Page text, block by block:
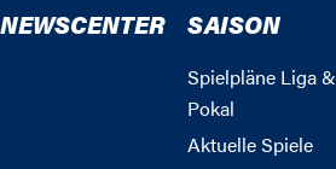
NEWSCENTER SAISON
Spielpläne Liga &
Pokal
Aktuelle Spiele